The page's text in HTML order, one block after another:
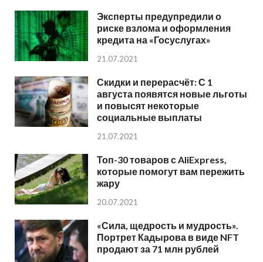
Эксперты предупредили о
риске взлома и оформления
кредита на «Госуслугах»
21.07.2021
Скидки и перерасчёт: С 1
августа появятся новые льготы
и повысят некоторые
социальные выплаты
21.07.2021
Топ-30 товаров с AliExpress,
которые помогут вам пережить
жару
20.07.2021
«Сила, щедрость и мудрость».
Портрет Кадырова в виде NFT
продают за 71 млн рублей